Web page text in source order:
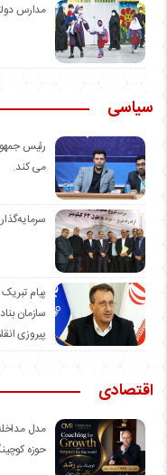
مدارس
سیاسی
رئیس
می کند.
️پیام
سازمان
پیروزی
اقتصادی
حوزه